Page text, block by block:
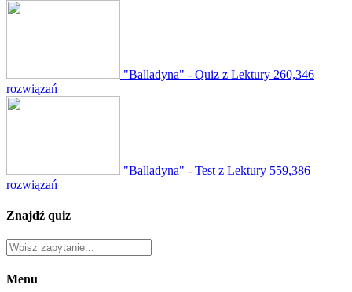
"Balladyna" - Quiz z Lektury 260,346
rozwiązań
"Balladyna" - Test z Lektury 559,386
rozwiązań
Znajdź quiz
Menu